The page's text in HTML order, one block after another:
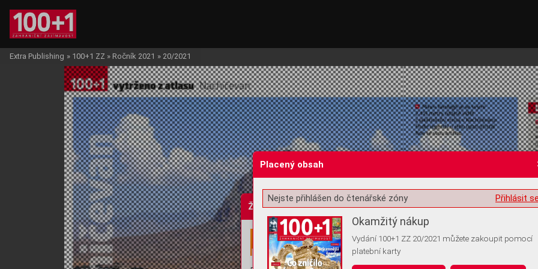
Žádost o souhlas s ukládáním volitelných informací
Extra Publishing » 100+1 ZZ » Ročník 2021 » 20/2021
Placený obsah
Přihlásit
Nejste přihlášen do čtenářské zóny
Okamžitý nákup
Vydání 100+1 ZZ 20/2021 můžete zakoupit pomocí
platební karty